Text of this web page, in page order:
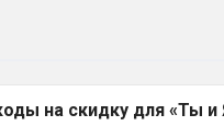
на скидку для «Ты и